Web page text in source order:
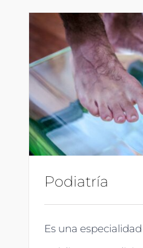
Podiatría
Es una